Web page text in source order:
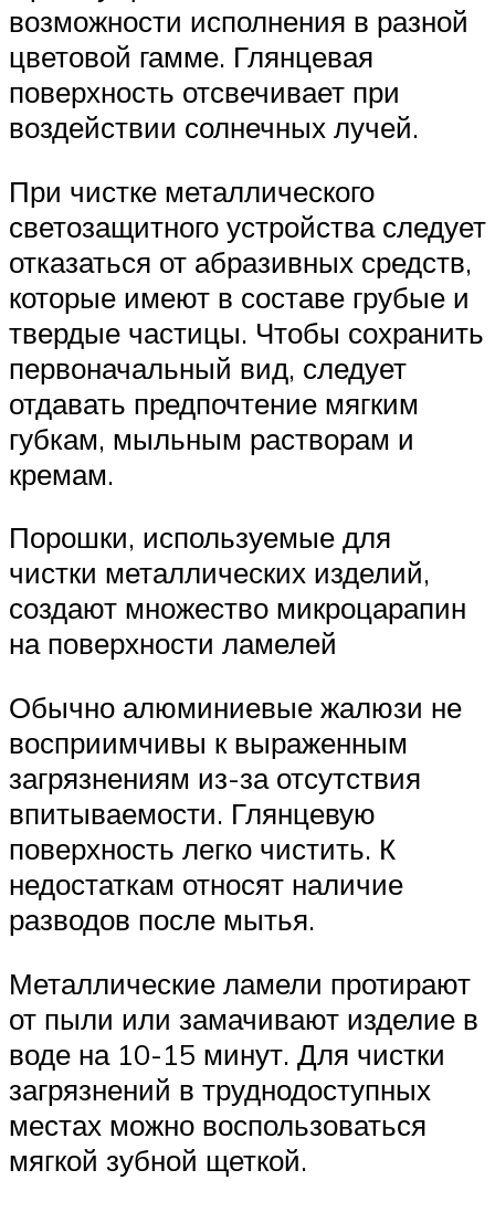
возможности исполнения в разной
цветовой гамме. Глянцевая
поверхность отсвечивает при
воздействии солнечных лучей.
При чистке металлического
светозащитного устройства следует
отказаться от абразивных средств,
которые имеют в составе грубые и
твердые частицы. Чтобы сохранить
первоначальный вид, следует
отдавать предпочтение мягким
губкам, мыльным растворам и
кремам.
Порошки, используемые для
чистки металлических изделий,
создают множество микроцарапин
на поверхности ламелей
Обычно алюминиевые жалюзи не
восприимчивы к выраженным
загрязнениям из-за отсутствия
впитываемости. Глянцевую
поверхность легко чистить. К
недостаткам относят наличие
разводов после мытья.
Металлические ламели протирают
от пыли или замачивают изделие в
воде на 10-15 минут. Для чистки
загрязнений в труднодоступных
местах можно воспользоваться
мягкой зубной щеткой.